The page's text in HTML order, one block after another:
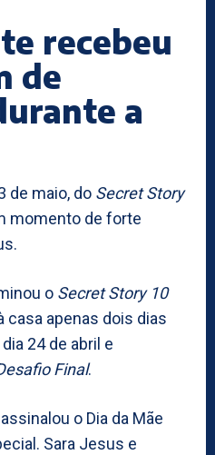
recebeu
de
a
de maio, do Secret Story
momento de forte
o Secret Story 10
casa apenas dois dias
24 de abril e
Final.
o Dia da Mãe
Sara Jesus e